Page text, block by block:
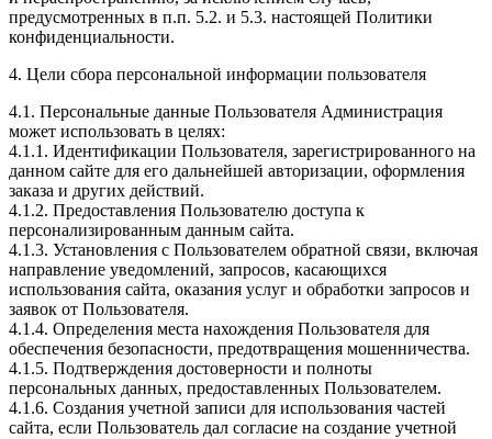
предусмотренных в п.п. 5.2. и 5.3. настоящей Политики
конфиденциальности.
4. Цели сбора персональной информации пользователя
4.1. Персональные данные Пользователя Администрация
может использовать в целях:
4.1.1. Идентификации Пользователя, зарегистрированного на
данном сайте для его дальнейшей авторизации, оформления
заказа и других действий.
4.1.2. Предоставления Пользователю доступа к
персонализированным данным сайта.
4.1.3. Установления с Пользователем обратной связи, включая
направление уведомлений, запросов, касающихся
использования сайта, оказания услуг и обработки запросов и
заявок от Пользователя.
4.1.4. Определения места нахождения Пользователя для
обеспечения безопасности, предотвращения мошенничества.
4.1.5. Подтверждения достоверности и полноты
персональных данных, предоставленных Пользователем.
4.1.6. Создания учетной записи для использования частей
сайта, если Пользователь дал согласие на создание учетной